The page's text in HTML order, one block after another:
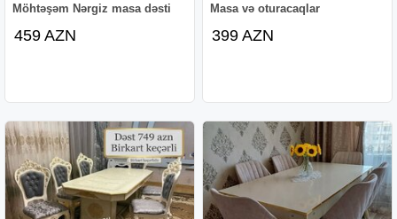
Möhtəşəm Nərgiz masa dəsti
459 AZN
Masa və oturacaqlar
399 AZN